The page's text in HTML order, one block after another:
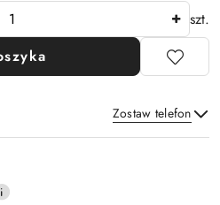
szt.
Zostaw telefon
Wyślij